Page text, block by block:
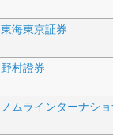
東海東京証券
野村證券
ノムラインターナシ